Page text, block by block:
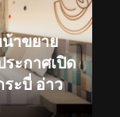
าขยาย
ะกาศเปิด
ะบี่ อ่าว